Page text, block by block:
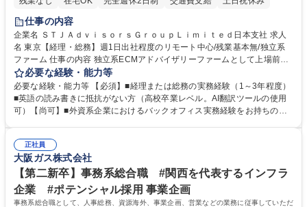
仕事の内容
企業名 ＳＴＪＡｄｖｉｓｏｒｓＧｒｏｕｐＬｉｍｉｔｅｄ日本支社 求人
名 東京【経理・総務】週1日出社程度のリモート中心/残業基本無/独立系
ファーム 仕事の内容 独立系ECMアドバイザリーファームとして上場前後
の資本市場戦略を設計する当社にて経理・総務をお任せします。基礎的な
バックオフィス業務からスタートし組織を支える専任担当として広く活躍
できる環境です。 ■日常経理、月次および年次決算サポート業務 ■本国
（グローバル）との英文メール対応（AI翻訳ツール等を使用しての対応で
業務をお任せします。残業も基本的には発生せず、ご自身のペースで業務
を進めやすく定着率の高い環境です。 募集職種 東京【経理・総務】週1日
出社程度のリモート中心/残業基本無/独立系ファーム
必要な経験・能力等
必要な経験・能力等 【必須】■経理または総務の実務経験（1～3年程度）
■英語の読み書きに抵抗がない方（高校卒業レベル。AI翻訳ツールの使用
可）【尚可】■外資系企業におけるバックオフィス実務経験をお持ちの方
【働き方について】現在は週4日程度の在宅勤務を実施しており、ワーク
ライフバランスを重視する方に最適な環境です（フルリモートも面接で相
談可）。【求める人物像】幅広いバックオフィス業務に柔軟に対応でき、
社内外と円滑にコミュニケーションを取りながら業務を推進できる方 学
歴・資格 学歴：大学院 大学 高専 短大 専修学校 高校 語学力： 資格：
正社員
大阪ガス株式会社
【第二新卒】事務系総合職 #関西を代表するインフラ
企業 #ポテンシャル採用 事業企画
事務系総合職として、人事総務、資源海外、事業企画、営業などの業務に従事していただ